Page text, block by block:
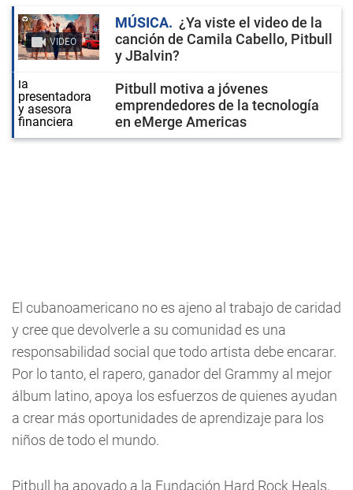
VIDEO
MÚSICA
¿Ya viste el video de la
canción de Camila Cabello, Pitbull
y JBalvin?
Pitbull motiva a jóvenes
emprendedores de la tecnología
en eMerge Americas
El cubanoamericano no es ajeno al trabajo de caridad
y cree que devolverle a su comunidad es una
responsabilidad social que todo artista debe encarar.
Por lo tanto, el rapero, ganador del Grammy al mejor
álbum latino, apoya los esfuerzos de quienes ayudan
a crear más oportunidades de aprendizaje para los
niños de todo el mundo.
Pitbull ha apoyado a la Fundación Hard Rock Heals,